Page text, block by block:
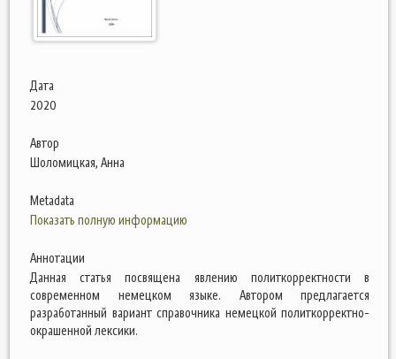
Дата
2020
Автор
Шоломицкая, Анна
Metadata
Показать полную информацию
Аннотации
Данная статья посвящена явлению политкорректности в
современном немецком языке. Автором предлагается
разработанный вариант справочника немецкой политкорректно-
окрашенной лексики.